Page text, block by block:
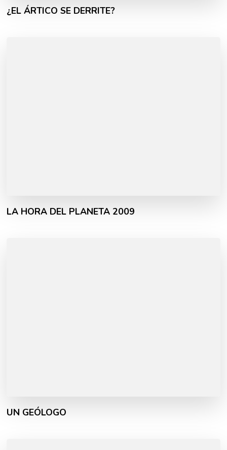
¿EL ÁRTICO SE DERRITE?
LA HORA DEL PLANETA 2009
UN GEÓLOGO